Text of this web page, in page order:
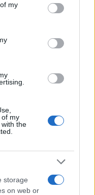
one or more Google
including but
You may click to
third-party tags to
my
of my
the
storage
on web or